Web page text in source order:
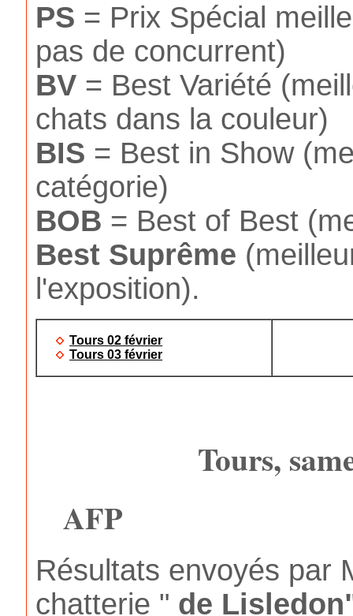
PS = Prix Spécial
pas de concurrent)
BV = Best Variété
chats dans la couleur)
BIS = Best in Show
catégorie)
BOB = Best of Best
Best Suprême
l'exposition).
Tours 02 février
Tours 03 février
Tours,
AFP
Résultats envoyés par
chatterie " de